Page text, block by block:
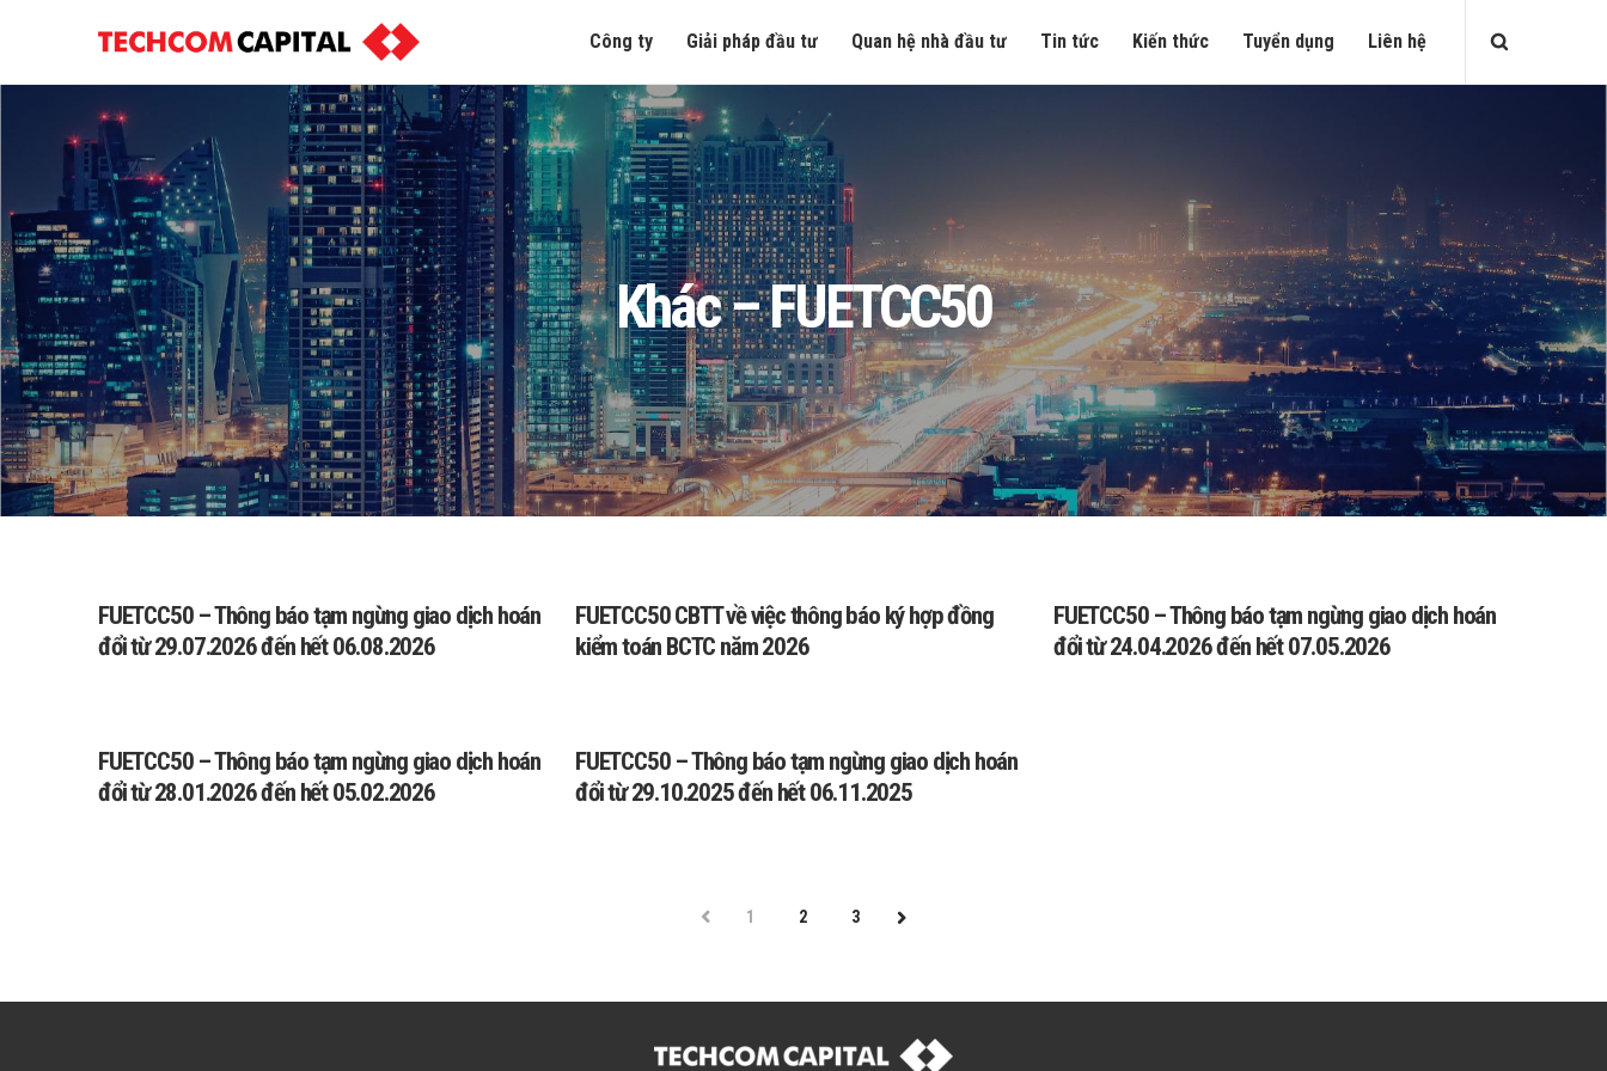
Công ty Giải pháp đầu tư Quan hệ nhà đầu tư Tin tức Kiến thức Tuyển dụng Liên hệ
Khác – FUETCC50
FUETCC50 – Thông báo tạm ngừng giao dịch hoán
đổi từ 29.07.2026 đến hết 06.08.2026
FUETCC50 CBTT về việc thông báo ký hợp đồng
kiểm toán BCTC năm 2026
FUETCC50 – Thông báo tạm ngừng giao dịch hoán
đổi từ 24.04.2026 đến hết 07.05.2026
FUETCC50 – Thông báo tạm ngừng giao dịch hoán
đổi từ 28.01.2026 đến hết 05.02.2026
FUETCC50 – Thông báo tạm ngừng giao dịch hoán
đổi từ 29.10.2025 đến hết 06.11.2025
PREV1 2 3 NEXT